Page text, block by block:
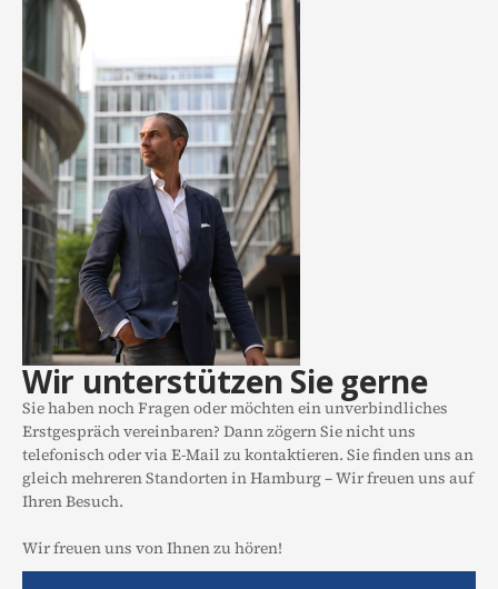
Wir unterstützen Sie gerne
Sie haben noch Fragen oder möchten ein unverbindliches
Erstgespräch vereinbaren? Dann zögern Sie nicht uns
telefonisch oder via E-Mail zu kontaktieren. Sie finden uns an
gleich mehreren Standorten in Hamburg – Wir freuen uns auf
Ihren Besuch.
Wir freuen uns von Ihnen zu hören!